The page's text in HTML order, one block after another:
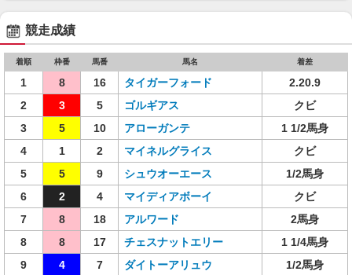
競走成績
着順 枠番 馬番 馬名 着差
1 8 16 タイガーフォード
2.20.9
2
3 5 ゴルギアス
クビ
3
5 10 アローガンテ
1 1/2馬身
4
1 2 マイネルグライス
クビ
5
5 9 シュウオーエース
1/2馬身
6
2 4 マイディアボーイ
クビ
7
8 18 アルワード
2馬身
8
8 17 チェスナットエリー
1 1/4馬身
9
4 7 ダイトーアリュウ
1/2馬身